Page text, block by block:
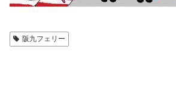
阪九フェリー